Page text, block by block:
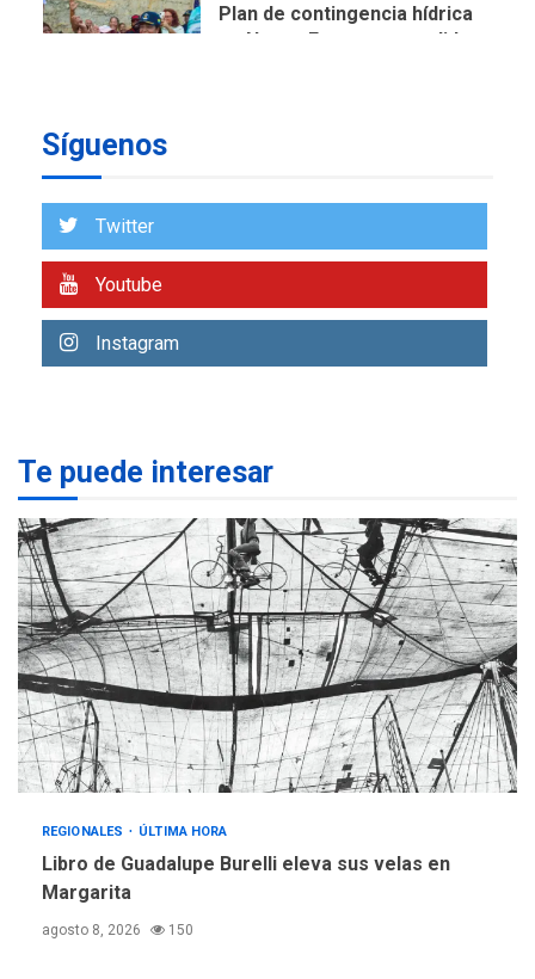
ECONOMÍA
TITULARES
ÚLTIMA HORA
1
Libro de Guadalupe Burelli
Margarita
REGIONALES ÚLTIMA HORA
Programa “Cuidadores 360”
3
operativa con flota
vehicular de 60 unidades
adquiridas en un año de
gestión
4
REGIONALES ÚLTIMA HORA
Reparan hundimiento de la
«Juan Bautista Arismendi» a
la altura de Macho Muerto
5
REGIONALES
TECNOLOGÍA
Fedecámaras NE y Unimar
trabajan en diplomado para
Síguenos
Twitter
Youtube
Instagram
Te puede interesar
REGIONALES ÚLTIMA HORA
Libro de Guadalupe Burelli eleva sus velas en
Margarita
agosto 8, 2026 150